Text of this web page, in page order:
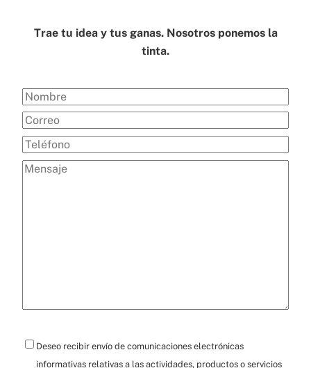
Trae tu idea y tus ganas. Nosotros ponemos la
tinta.
Deseo recibir envío de comunicaciones electrónicas
informativas relativas a las actividades, productos o servicios